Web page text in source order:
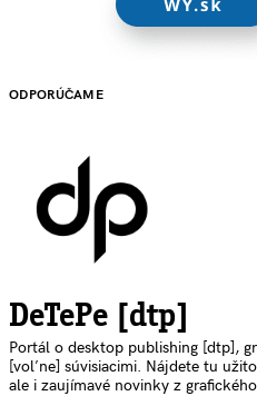
ODPORÚČAME
DeTePe [dtp]
Portál o desktop publishing [dtp],
[voľne] súvisiacimi. Nájdete tu
ale i zaujímavé novinky z